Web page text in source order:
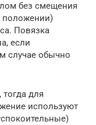
без смещения
положении)
Повязка
если
случае обычно
для
используют